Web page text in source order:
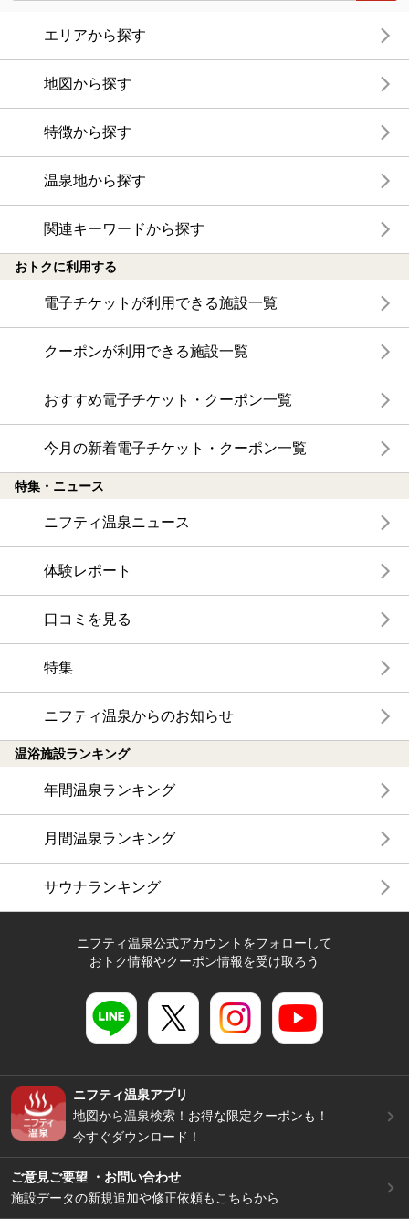
エリアから探す
地図から探す
特徴から探す
温泉地から探す
関連キーワードから探す
おトクに利用する
電子チケットが利用できる施設一覧
クーポンが利用できる施設一覧
おすすめ電子チケット・クーポン一覧
今月の新着電子チケット・クーポン一覧
特集・ニュース
ニフティ温泉ニュース
体験レポート
口コミを見る
特集
ニフティ温泉からのお知らせ
温浴施設ランキング
年間温泉ランキング
月間温泉ランキング
サウナランキング
ニフティ温泉公式アカウントをフォローして
おトク情報やクーポン情報を受け取ろう
ニフティ温泉アプリ
地図から温泉検索！お得な限定クーポンも！
今すぐダウンロード！
ご意見ご要望 ・お問い合わせ
施設データの新規追加や修正依頼もこちらから